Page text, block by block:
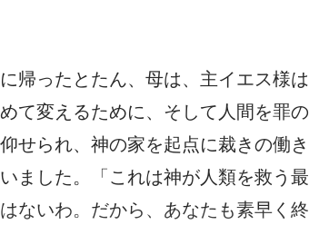
帰ったとたん、母は、主イエス様は
て変えるために、そして人間を罪の
せられ、神の家を起点に裁きの働き
ました。「これは神が人類を救う最
ないわ。だから、あなたも素早く終